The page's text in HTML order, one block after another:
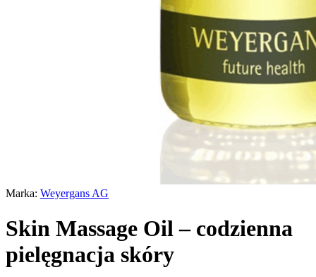
Marka: Weyergans AG
Skin Massage Oil – codzienna
pielęgnacja skóry